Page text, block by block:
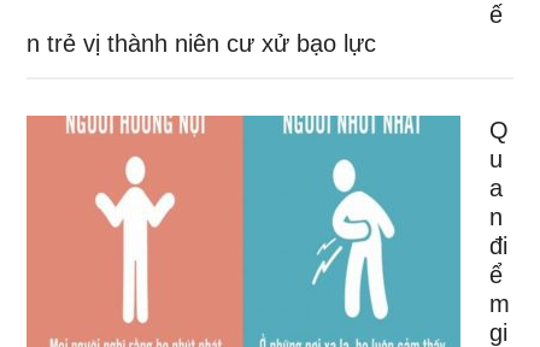
ế
n trẻ vị thành niên cư xử bạo lực
Q
u
a
n
đi
ể
m
gi